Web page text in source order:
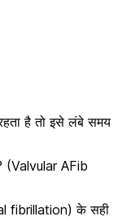
है तो इसे लंबे समय
(Valvular AFib
fibrillation) के सही